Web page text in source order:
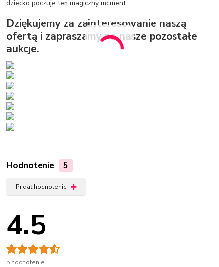
dziecko poczuje ten magiczny moment.
Dziękujemy za zainteresowanie naszą
ofertą i zapraszamy na nasze pozostałe
aukcje.
Hodnotenie 5
Pridať hodnotenie
4.5
5 hodnotenie